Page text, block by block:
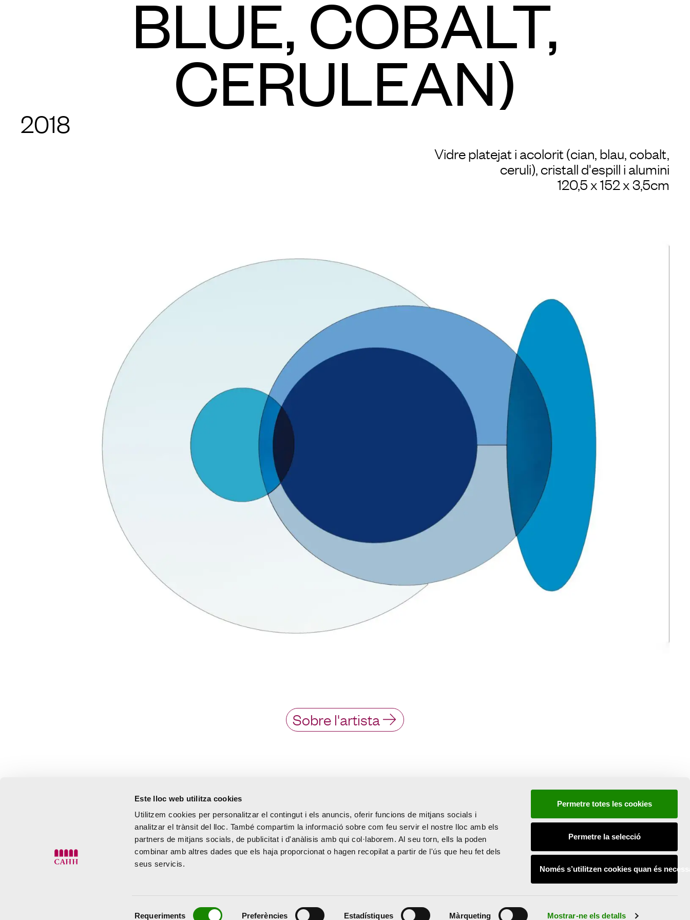
Este lloc web utilitza cookies
Utilitzem cookies per personalitzar el contingut i els anuncis, oferir funcions de mitjans socials i
analitzar el trànsit del lloc. També compartim la informació sobre com feu servir el nostre lloc amb els
partners de mitjans socials, de publicitat i d'anàlisis amb qui col·laborem. Al seu torn, ells la poden
combinar amb altres dades que els haja proporcionat o hagen recopilat a partir de l'ús que heu fet dels
seus servicis.
Requeriments Preferències Estadístiques Màrqueting Mostrar-ne els detalls
Permetre totes les cookies
Permetre la selecció
Només s’utilitzen cookies quan és
BLUE, COBALT,
CERULEAN)
2018
Vidre platejat i acolorit (cian, blau, cobalt,
ceruli), cristall d'espill i alumini
120,5 x 152 x 3,5cm
Sobre l'artista